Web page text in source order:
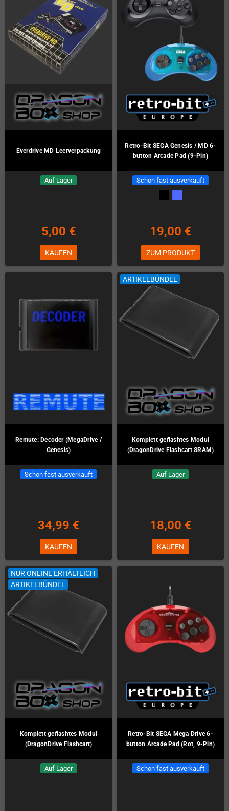
Everdrive MD Leerverpackung
Auf Lager
5,00 €
KAUFEN
Retro-Bit SEGA Genesis / MD 6-
button Arcade Pad (9-Pin)
Schon fast ausverkauft
19,00 €
ZUM PRODUKT
Remute: Decoder (MegaDrive /
Genesis)
Schon fast ausverkauft
34,99 €
KAUFEN
ARTIKELBÜNDEL
Komplett geflashtes Modul
(DragonDrive Flashcart SRAM)
Auf Lager
18,00 €
KAUFEN
NUR ONLINE ERHÄLTLICH
ARTIKELBÜNDEL
Komplett geflashtes Modul
(DragonDrive Flashcart)
Auf Lager
Retro-Bit SEGA Mega Drive 6-
button Arcade Pad (Rot, 9-Pin)
Schon fast ausverkauft